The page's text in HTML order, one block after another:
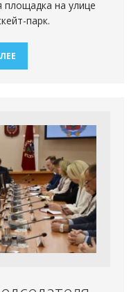
площадка на улице
парк.